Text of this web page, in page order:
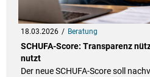
18.03.2026 Beratung
SCHUFA-Score: Transparenz
nutzt
Der neue SCHUFA-Score soll